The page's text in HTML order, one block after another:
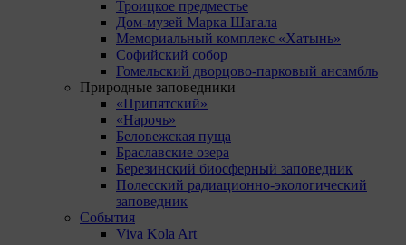
Троицкое предместье
Дом-музей Марка Шагала
Мемориальный комплекс «Хатынь»
Софийский собор
Гомельский дворцово-парковый ансамбль
Природные заповедники
«Припятский»
«Нарочь»
Беловежская пуща
Браславские озера
Березинский биосферный заповедник
Полесский радиационно-экологический
заповедник
События
Viva Kola Art